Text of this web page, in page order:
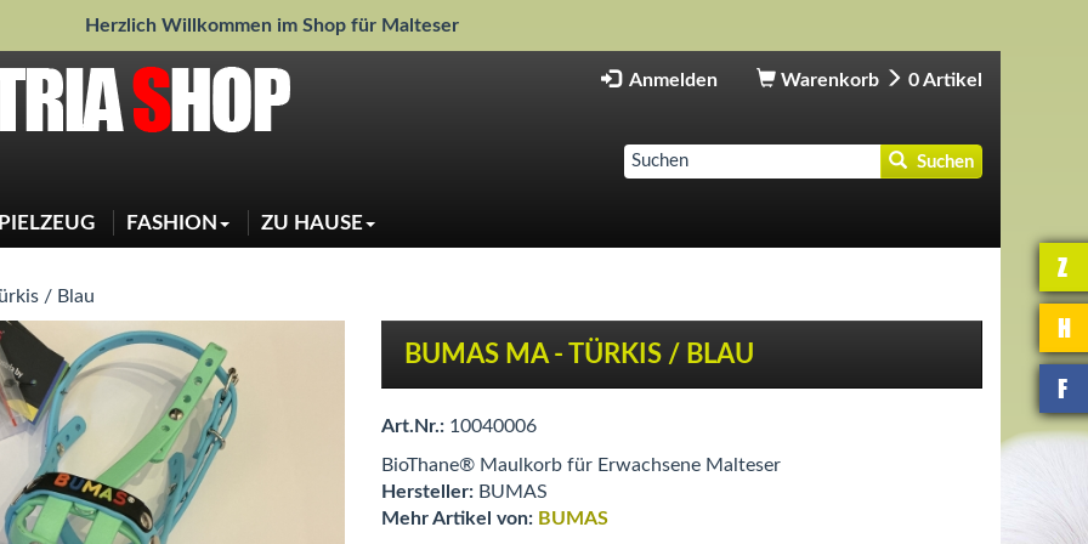
Herzlich Willkommen im Shop für Malteser
Z
H
F
Anmelden Warenkorb 0Artikel
Suchen
FASHION
Jacken
ZU HAUSE
Weihnachtsdeko
/ Blau
BUMAS MA - TÜRKIS / BLAU
Art.Nr.: 10040006
BioThane® Maulkorb für Erwachsene Malteser
Hersteller: BUMAS
Mehr Artikel von: BUMAS